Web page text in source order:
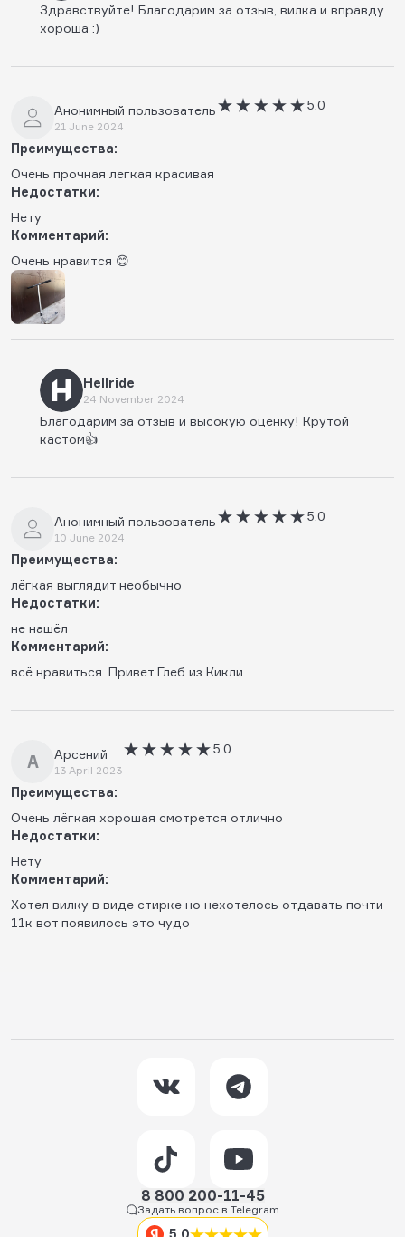
Здравствуйте! Благодарим за отзыв, вилка и вправду
хороша :)
Анонимный пользователь
21 June 2024
5.0
Преимущества:
Очень прочная легкая красивая
Недостатки:
Нету
Комментарий:
Очень нравится 😊
Hellride
24 November 2024
Благодарим за отзыв и высокую оценку! Крутой
кастом👍
Анонимный пользователь
10 June 2024
5.0
Преимущества:
лëгкая выглядит необычно
Недостатки:
не нашëл
Комментарий:
всë нравиться. Привет Глеб из Кикли
А Арсений
13 April 2023
5.0
Преимущества:
Очень лёгкая хорошая смотрется отлично
Недостатки:
Нету
Комментарий:
Хотел вилку в виде стирке но нехотелось отдавать почти
11к вот появилось это чудо
8 800 200-11-45
Задать вопрос в Telegram
5,0